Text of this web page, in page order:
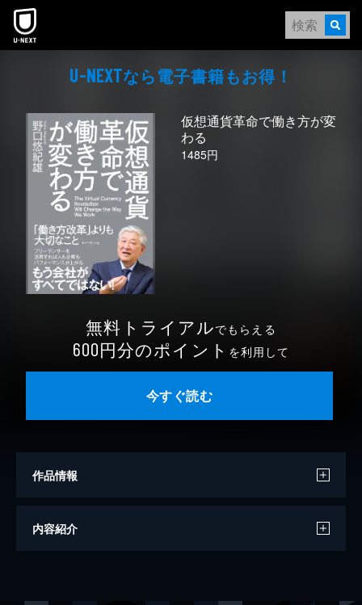
本文へスキップ
U-NEXTなら電⼦書籍もお得！
仮想通貨革命で働き方が変
わる
1485円
無料トライアルでもらえる
600円分のポイント を利用して
今すぐ読む
作品情報
著者
内容紹介